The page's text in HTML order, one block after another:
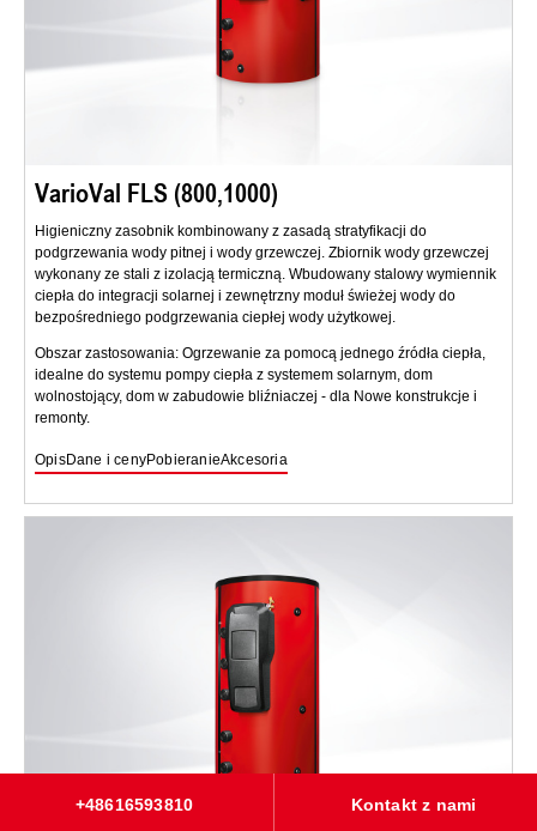
VarioVal FLS (800,1000)
Higieniczny zasobnik kombinowany z zasadą stratyfikacji do
podgrzewania wody pitnej i wody grzewczej. Zbiornik wody grzewczej
wykonany ze stali z izolacją termiczną. Wbudowany stalowy wymiennik
ciepła do integracji solarnej i zewnętrzny moduł świeżej wody do
bezpośredniego podgrzewania ciepłej wody użytkowej.
Obszar zastosowania: Ogrzewanie za pomocą jednego źródła ciepła,
idealne do systemu pompy ciepła z systemem solarnym, dom
wolnostojący, dom w zabudowie bliźniaczej - dla Nowe konstrukcje i
remonty.
OpisDane i cenyPobieranieAkcesoria
+48616593810 Kontakt z nami